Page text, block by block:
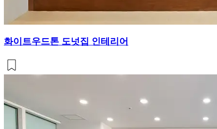
화이트우드톤 도넛집 인테리어